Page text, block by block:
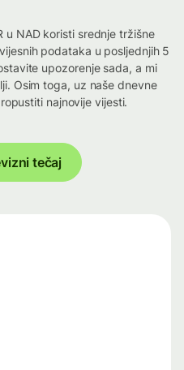
u NAD koristi srednje tržišne
podataka u posljednjih 5
upozorenje sada, a mi
Osim toga, uz naše dnevne
najnovije vijesti.
tečaj